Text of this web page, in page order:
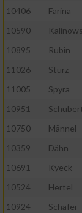
10406
Farina
10590
10895
Rubin
11026
Sturz
11005
Spyra
10951
10750
Männel
10359
Dähn
10691
Kyeck
10524
Hertel
10924
Schäfer
Analyse von
oder
verschiedenen
Entwicklung
von Inhalten
Geräte
Informationen
Nicht-IAB-